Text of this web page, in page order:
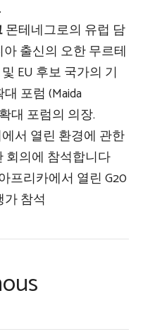
몬테네그로의 유럽 담
출신의 오한 무르테
EU 후보 국가의 기
포럼 (Maida
대 포럼의 의장.
서 열린 환경에 관한
회의에 참석합니다
프리카에서 열린 G20
참석